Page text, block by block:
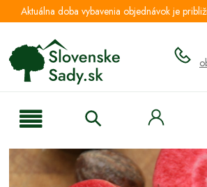
Aktuálna doba vybavenia objednávok je